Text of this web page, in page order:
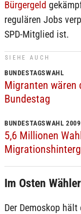
Bürgergeld
regulären Jobs
SPD-Mitglied ist.
SIEHE AUCH
BUNDESTAGSWAHL
Migranten
Bundestag
BUNDESTAGSWAHL 2009
5,6 Millionen
Im Osten
Der Demoskop